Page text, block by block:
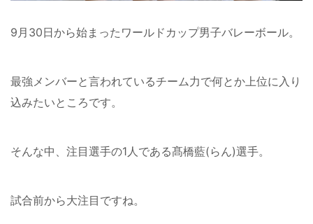
9月30日から始まったワールドカップ男子バレーボール。
最強メンバーと言われているチーム力で何とか上位に入り
込みたいところです。
そんな中、注目選手の1人である髙橋藍(らん)選手。
試合前から大注目ですね。